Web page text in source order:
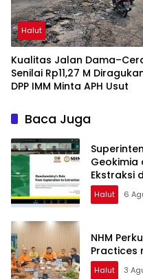
Halut
Kualitas Jalan
Senilai Rp11,27 M
DPP IMM Minta APH Usut
Baca Juga
Geokimia
Ekstraksi
Halut 6
NHM
Practices
Halut 3